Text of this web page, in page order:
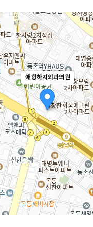
애항하지외과의원